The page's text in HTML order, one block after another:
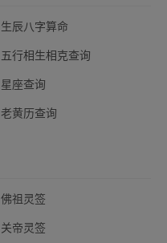
生辰八字算命
五行相生相克查询
星座查询
老黄历查询
佛祖灵签
关帝灵签